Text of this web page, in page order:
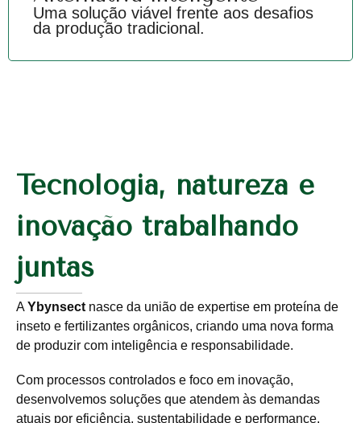
Uma solução viável frente aos desafios
da produção tradicional.
Tecnologia, natureza e
inovação trabalhando
juntas
A Ybynsectnasce da união de expertise em proteína de
inseto e fertilizantes orgânicos, criando uma nova forma
de produzir com inteligência e responsabilidade.
Com processos controlados e foco em inovação,
desenvolvemos soluções que atendem às demandas
atuais por eficiência, sustentabilidade e performance.